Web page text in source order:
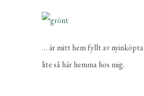
… är mitt hem fyllt av nyinköpta
lite så här hemma hos mig.